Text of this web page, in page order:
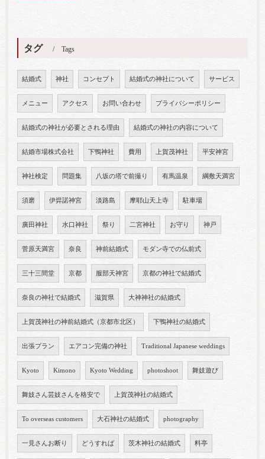
タグ Tags
結婚式 神社 コンセプト 結婚式の神社について サービス
メニュー アクセス お問い合わせ プライバシーポリシー
結婚式の神社が必要とされる理由 結婚式の神社の内容について
結婚市場株式会社 下鴨神社 費用 上賀茂神社 平安神宮
神社検定 問題集 八坂の塔で前撮り 有馬温泉 綱敷天満宮
須磨 伊弉諾神宮 淡路島 摩耶山天上寺 駐車場
廣田神社 水口神社 祭り 二宮神社 お守り 神戸
菅原天満宮 奈良 神前結婚式 モダン寺での仏前式
三十三間堂 京都 服部天神宮 京都の神社で結婚式
奈良の神社で結婚式 滋賀県 大神神社の結婚式
上賀茂神社の神前結婚式（京都市北区） 下鴨神社の結婚式
出張プラン エアコン完備の神社 Traditional Japanese weddings
Kyoto Kimono Kyoto Wedding photoshoot 舞妓遊び
舞妓さん芸妓さんを格安で 上賀茂神社の結婚式
To overseas customers 大石神社の結婚式 photography
一見さんお断り どうすれば 茨木神社の結婚式 料亭